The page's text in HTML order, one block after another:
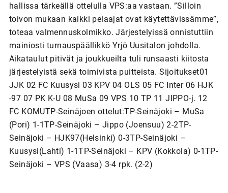
hallissa tärkeällä ottelulla VPS:aa vastaan. ”Silloin
toivon mukaan kaikki pelaajat ovat käytettävissämme”,
toteaa valmennuskolmikko. Järjestelyissä onnistuttiin
mainiosti turnauspäällikkö Yrjö Uusitalon johdolla.
Aikataulut pitivät ja joukkueilta tuli runsaasti kiitosta
järjestelyistä sekä toimivista puitteista. Sijoitukset01
JJK 02 FC Kuusysi 03 KPV 04 OLS 05 FC Inter 06 HJK
-97 07 PK K-U 08 MuSa 09 VPS 10 TP 11 JIPPO-j. 12
FC KOMUTP-Seinäjoen ottelut:TP-Seinäjoki – MuSa
(Pori) 1-1TP-Seinäjoki – Jippo (Joensuu) 2-2TP-
Seinäjoki – HJK97(Helsinki) 0-3TP-Seinäjoki –
Kuusysi(Lahti) 1-1TP-Seinäjoki – KPV (Kokkola) 0-1TP-
Seinäjoki – VPS (Vaasa) 3-4 rpk. (2-2)